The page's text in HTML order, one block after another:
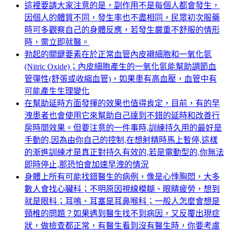
這裡要請大家注意的是，副作用不是每個人都會發生，
因個人的體質不同，發生率也不盡相同，民眾初次服藥
時可多觀察自己的身體反應，若發生嚴重不舒服的情形
時，需立即就醫。
勃起的關鍵要素在於正常血管內皮襯細胞和一氧化氮
(Nitric Oxide)；內皮細胞產生的一氧化氮能幫助調節血
管彈性(舒張或收縮血管)，如果患有高血壓，血管中有
可能產生生理變化
在幫助延時方面發揮的效果也值得肯定，目前，有的早
洩患者也會使用它來幫助自己達到不錯的延時和改善行
房時間效果。但要注意的一件事時,訓練持久用的最好是
手動的,因為由你自己的控制,在想射精時馬上暫停,這樣
的漸進訓練才是真正對持久有效的,若是電動型的,你無法
即時停止,那恐怕會加速早洩的情況
身體上所有可能找錯醫生的病例，像是心悸胸悶，大多
數人會找心臟科；不明原因視線模糊、眼睛疲勞，想到
就是眼科；耳鳴、耳塞是耳鼻喉科；一般人怎麼會想是
頸椎的問題？如果遇到醫生找不到病因，又反覆出現症
狀，做檢查都正常，有醫生看到沒有醫生時，你要考慮